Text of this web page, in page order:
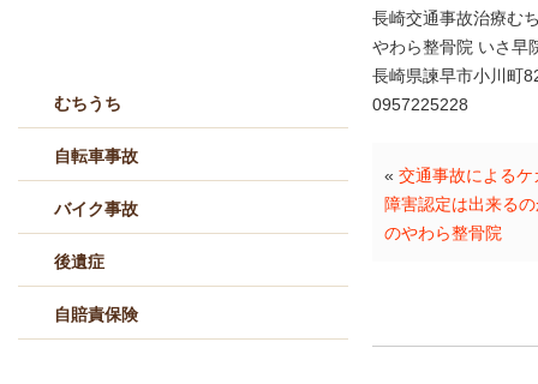
長崎交通事故治療む
やわら整骨院 いさ早
長崎県諫早市小川町
0957225228
« 交通事故による
障害認定は出来る
のやわら整骨院
むちうち
自転車事故
バイク事故
後遺症
自賠責保険